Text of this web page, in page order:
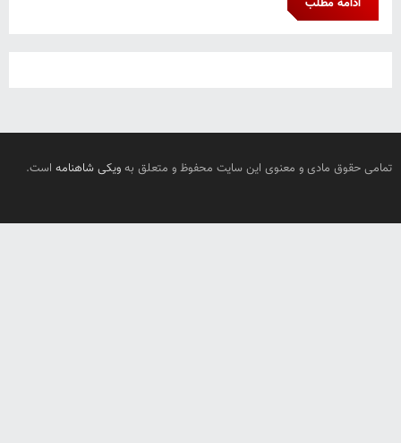
ادامه مطلب
تمامی حقوق مادی و معنوی این سایت محفوظ و متعلق به ویکی شاهنامه است.